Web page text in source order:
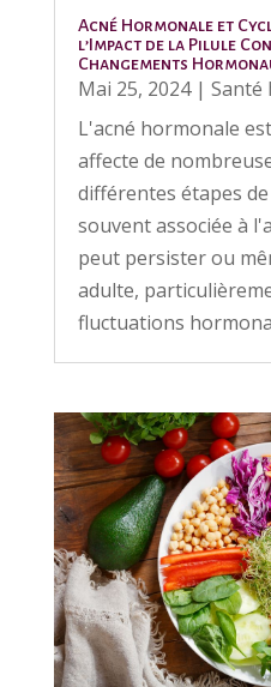
Acné Hormonale et
l’Impact de la Pilule
Changements
Mai 25, 2024| Santé
L'acné hormonale
affecte de
différentes étapes
souvent associée à
peut persister ou
adulte,
fluctuations